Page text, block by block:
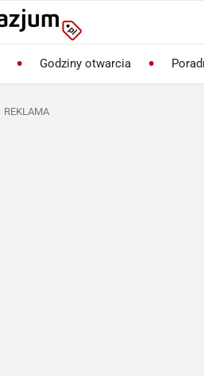
Godziny otwarcia
REKLAMA